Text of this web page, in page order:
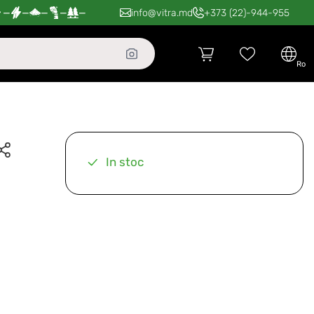
— — — — — info@vitra.md +373 (22)-944-955
ro
In stoc